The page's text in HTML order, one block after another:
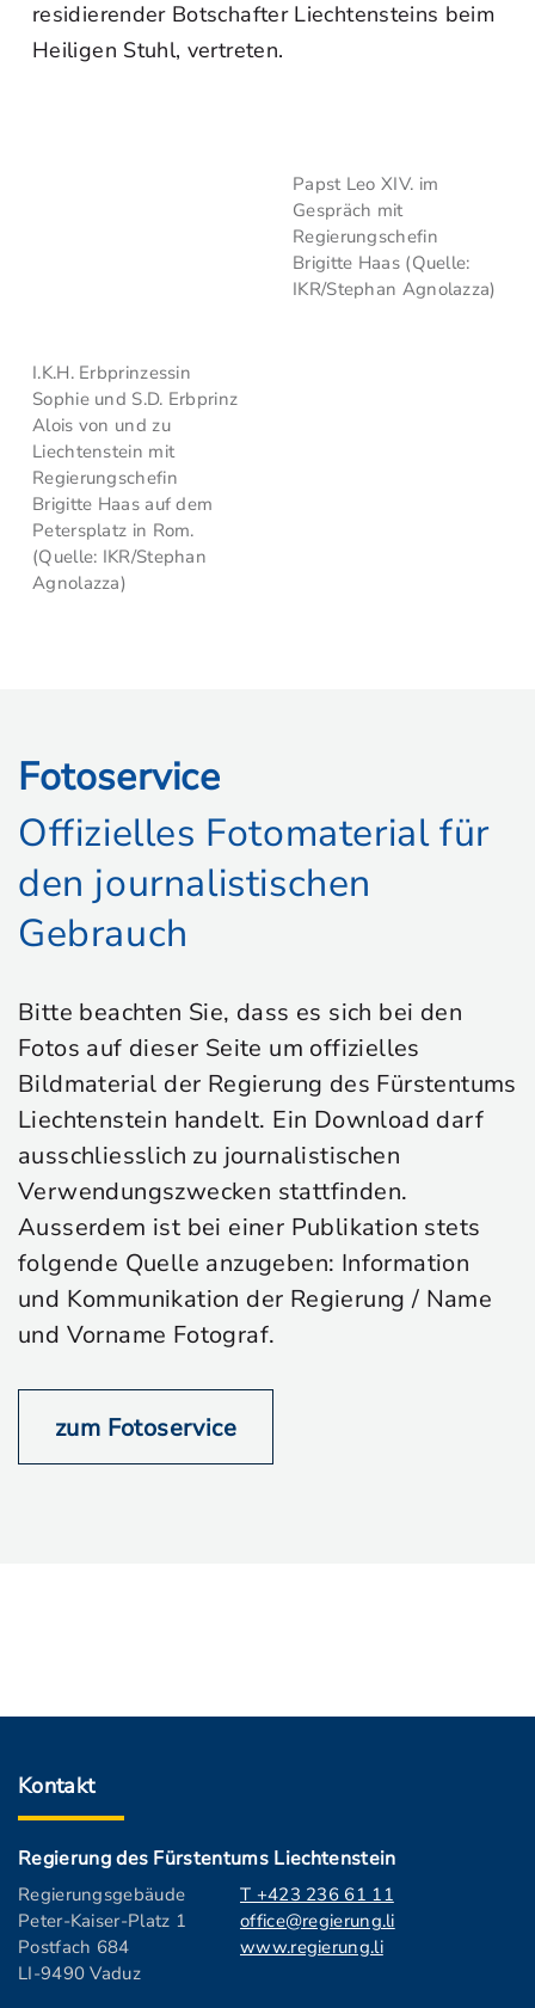
residierender Botschafter Liechtensteins beim
Heiligen Stuhl, vertreten.
Papst Leo XIV. im
Gespräch mit
Regierungschefin
Brigitte Haas (Quelle:
IKR/Stephan Agnolazza)
I.K.H. Erbprinzessin
Sophie und S.D. Erbprinz
Alois von und zu
Liechtenstein mit
Regierungschefin
Brigitte Haas auf dem
Petersplatz in Rom.
(Quelle: IKR/Stephan
Agnolazza)
Fotoservice
Offizielles Fotomaterial für
den journalistischen
Gebrauch
Bitte beachten Sie, dass es sich bei den
Fotos auf dieser Seite um offizielles
Bildmaterial der Regierung des Fürstentums
Liechtenstein handelt. Ein Download darf
ausschliesslich zu journalistischen
Verwendungszwecken stattfinden.
Ausserdem ist bei einer Publikation stets
folgende Quelle anzugeben: Information
und Kommunikation der Regierung / Name
und Vorname Fotograf.
zum Fotoservice
Kontakt
Regierung des Fürstentums Liechtenstein
Regierungsgebäude
Peter-Kaiser-Platz 1
Postfach 684
LI-9490 Vaduz
T +423 236 61 11
office@regierung.li
www.regierung.li